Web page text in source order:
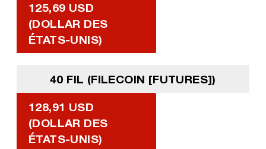
125,69 USD
(DOLLAR DES
ÉTATS-UNIS)
40 FIL (FILECOIN [FUTURES])
128,91 USD
(DOLLAR DES
ÉTATS-UNIS)